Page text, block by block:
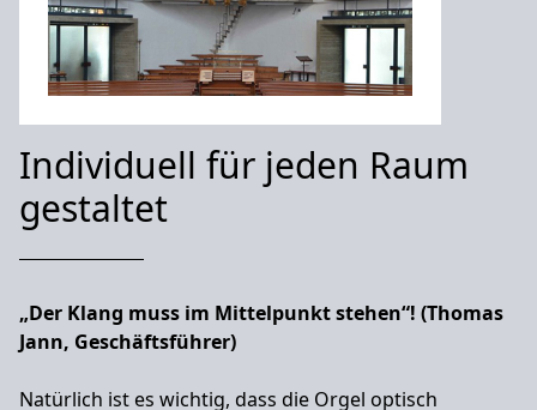
Individuell für jeden Raum
gestaltet
„Der Klang muss im Mittelpunkt stehen“! (Thomas
Jann, Geschäftsführer)
Natürlich ist es wichtig, dass die Orgel optisch